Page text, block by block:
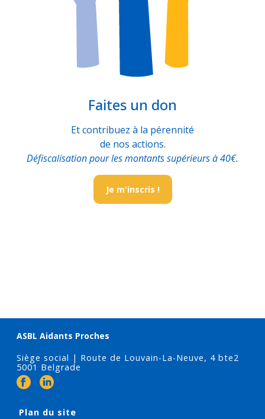
Faites un don
Et contribuez à la pérennité
de nos actions.
Défiscalisation pour les montants supérieurs à 40€.
Je m'inscris !
ASBL Aidants Proches
Siège social | Route de Louvain-La-Neuve, 4 bte2
5001 Belgrade
Plan du site